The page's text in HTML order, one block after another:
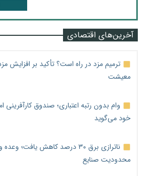
آخرین‌های اقتصادی
ترمیم مزد در راه است؟ تأکید بر افزایش
معیشت
وام بدون رتبه اعتباری؛ صندوق کارآفرینی
خود می‌گوید
ناترازی برق ۳۰ درصد کاهش یافت؛
محدودیت صنایع